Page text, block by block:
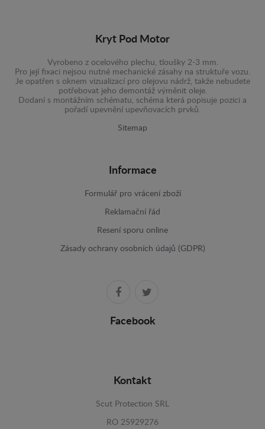
Kryt Pod Motor
Vyrobeno z ocelového plechu, tloušky 2-3 mm.
Pro její fixaci nejsou nutné mechanické zásahy na struktuře vozu.
Je opatřen s oknem vizualizací pro olejovu nádrž, takže nebudete
potřebovat jeho demontáž výměnit oleje.
Dodaní s montážním schématu, schéma která popisuje pozici a
pořadí upevnění upevňovacích prvků.
Sitemap
Informace
Formulář pro vrácení zboží
Reklamační řád
Resení sporu online
Zásady ochrany osobních údajů (GDPR)
Facebook
Kontakt
Scut Protection SRL
RO 25929276